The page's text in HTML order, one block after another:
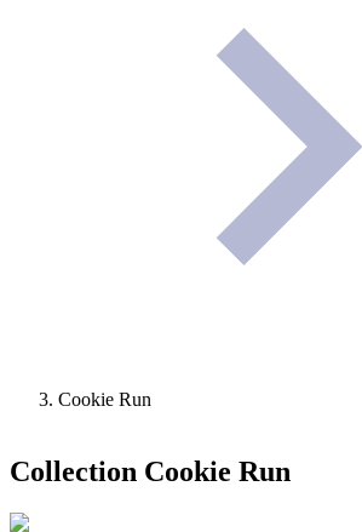
Cookie Run
Collection Cookie Run